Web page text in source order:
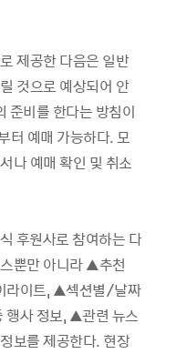
제공한 다음은 일반
것으로 예상되어 안
준비를 한다는 방침이
터 예매 가능하다. 모
나 예매 확인 및 취소
후원사로 참여하는 다
뿐만 아니라 ▲추천
라이트, ▲섹션별/날짜
행사 정보, ▲관련 뉴스
보를 제공한다. 현장